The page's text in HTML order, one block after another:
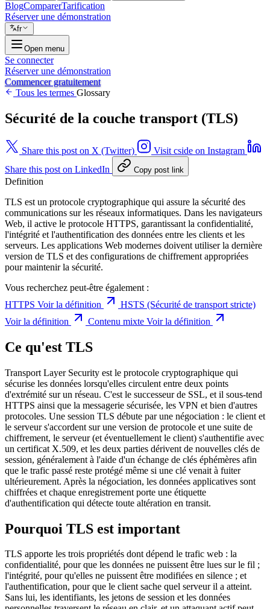
BlogComparerTarification
Réserver une démonstration
fr
Open menu
Se connecter
Réserver une démonstration
Commencer gratuitement
Tous les termes Glossary
Sécurité de la couche transport (TLS)
Share this post on X (Twitter)
Visit cside on Instagram
Share this post on LinkedIn
Copy post link
Definition
TLS est un protocole cryptographique qui assure la sécurité des
communications sur les réseaux informatiques. Dans les navigateurs
Web, il active le protocole HTTPS, garantissant la confidentialité,
l'intégrité et l'authentification des données entre les clients et les
serveurs. Les applications Web modernes doivent utiliser la dernière
version de TLS et des configurations de chiffrement appropriées
pour maintenir la sécurité.
Vous recherchez peut-être également :
HTTPS Voir la définition
HSTS (Sécurité de transport stricte)
Voir la définition
Contenu mixte Voir la définition
Ce qu'est TLS
Transport Layer Security est le protocole cryptographique qui
sécurise les données lorsqu'elles circulent entre deux points
d'extrémité sur un réseau. C'est le successeur de SSL, et il sous-tend
HTTPS ainsi que la messagerie sécurisée, les VPN et bien d'autres
protocoles. Une session TLS débute par une négociation : le client et
le serveur s'accordent sur une version de protocole et une suite de
chiffrement, le serveur (et éventuellement le client) s'authentifie avec
un certificat X.509, et les deux parties dérivent de nouvelles clés de
session, généralement à l'aide d'un échange de clés éphémères afin
que le trafic passé reste protégé même si une clé venait à fuiter
ultérieurement. Après la négociation, les données applicatives sont
chiffrées et chaque enregistrement porte une étiquette
d'authentification qui détecte toute altération en transit.
Pourquoi TLS est important
TLS apporte les trois propriétés dont dépend le trafic web : la
confidentialité, pour que les données ne puissent être lues sur le fil ;
l'intégrité, pour qu'elles ne puissent être modifiées en silence ; et
l'authentification, pour que le client sache quel serveur il a atteint.
Sans lui, les identifiants, les jetons de session et les données